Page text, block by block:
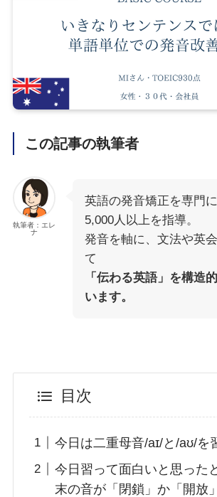
この記事の執筆者
執筆者：エレ
ナ
英語の発音矯正を専門
5,000人以上を指導。
発音を軸に、文法や英
て
「伝わる英語」を構造
います。
目次
今日は二重母音/aɪ/と/aʊ/を
今日習って面白いと思った
末の音が「閉鎖」か「開放